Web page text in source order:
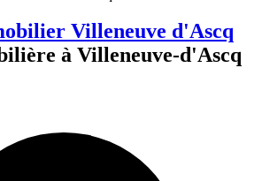
Villeneuve d'Ascq
à Villeneuve-d'Ascq